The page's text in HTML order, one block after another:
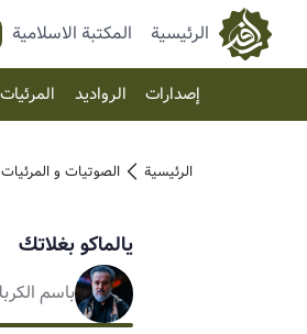
الرئيسية المكتبة الاسلامية
إصدارات الرواديد المرئیات
الرئيسية الصوتیات و المرئیات
يالماكو بغلاتك
باسم